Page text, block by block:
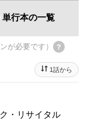
単行本の一覧
が必要です）
1話から
・リサイタル